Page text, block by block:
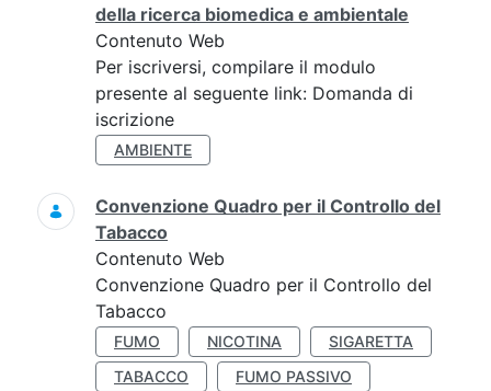
della ricerca biomedica e ambientale
Contenuto Web
Per iscriversi, compilare il modulo
presente al seguente link: Domanda di
iscrizione
AMBIENTE
Convenzione Quadro per il Controllo del
Tabacco
Contenuto Web
Convenzione Quadro per il Controllo del
Tabacco
FUMO NICOTINA
SIGARETTA
TABACCO
FUMO PASSIVO